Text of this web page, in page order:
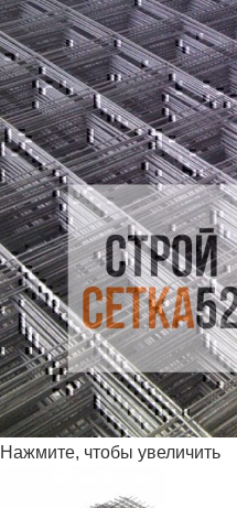
Нажмите, чтобы увеличить